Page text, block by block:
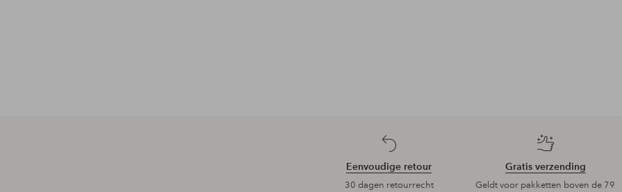
Eenvoudige retour
30 dagen retourrecht
Gratis verzending
Geldt voor pakketten boven de 79